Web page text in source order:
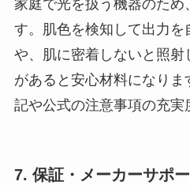
家庭で光を扱う機器のた
す。肌色を検知して出力を
や、肌に密着しないと照
があると安心材料になりま
記や公式の注意事項の充実
7. 保証・メーカーサポ